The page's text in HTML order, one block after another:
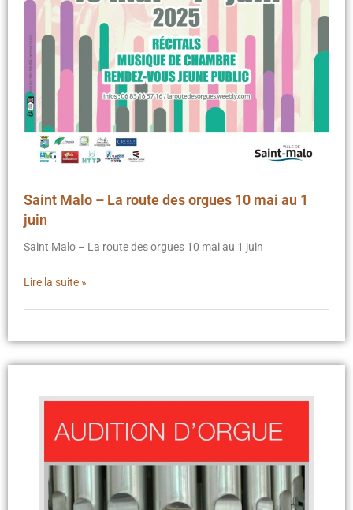
Saint Malo – La route des orgues 10 mai au 1
juin
Saint Malo – La route des orgues 10 mai au 1 juin
Lire la suite »